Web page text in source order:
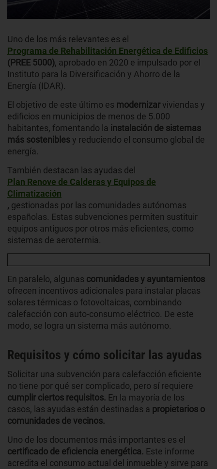
Uno de los más relevantes es el
Programa de Rehabilitación Energética de Edificios
(PREE 5000), aprobado en 2020 e impulsado por el
Instituto para la Diversificación y Ahorro de la
Energía (IDAR).
El objetivo de este último es modernizar viviendas y
edificios en municipios de menos de 5.000
habitantes, fomentando la instalación de sistemas
más sosteniblesy reduciendo el consumo global de
energía.
También destacan las ayudas del
Plan Renove de Calderas y Equipos de
Climatización
, gestionadas por las comunidades autónomas
españolas. Estas subvenciones permiten sustituir
equipos antiguos por otros más eficientes, como
sistemas de aerotermia.
En paralelo, algunas comunidades y ayuntamientos
ofrecen incentivos adicionales para instalar placas
solares térmicas o fotovoltaicas, combinando
calefacción con auto-consumo eléctrico. De este
modo, se logra un sistema más autónomo.
Requisitos y cómo solicitar las ayudas
Solicitar una subvención para calefacción eficiente
no tiene por qué ser complicado, pero sí requiere
cumplir ciertos requisitos. En la mayoría de los
casos, las ayudas están destinadas a propietarios o
comunidades de vecinos.
Uno de los documentos más importantes es el
certificado de eficiencia energética. Este informe
acredita el consumo actual del inmueble y sirve para